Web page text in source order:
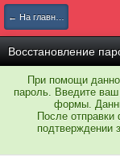
← На главную
Восстановление
При помощи
пароль. Введите
формы.
После
подтверждении